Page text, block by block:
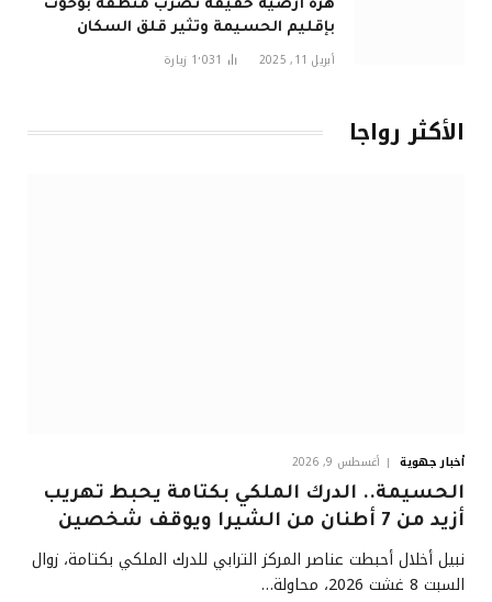
هزة أرضية خفيفة تضرب منطقة بوحوت
بإقليم الحسيمة وتثير قلق السكان
أبريل 11, 2025 1٬031 زيارة
الأكثر رواجا
أخبار جهوية
أغسطس 9, 2026
الحسيمة.. الدرك الملكي بكتامة يحبط تهريب
أزيد من 7 أطنان من الشيرا ويوقف شخصين
نبيل أخلال أحبطت عناصر المركز الترابي للدرك الملكي بكتامة، زوال
السبت 8 غشت 2026، محاولة…